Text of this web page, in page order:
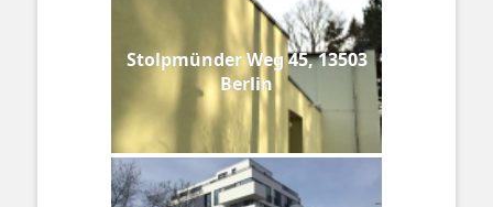
Stolpmünder Weg 45, 13503
Berlin